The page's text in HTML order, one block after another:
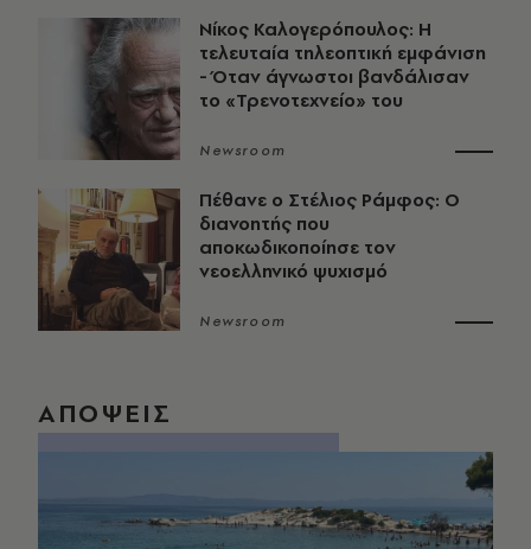
Νίκος Καλογερόπουλος: Η
τελευταία τηλεοπτική εμφάνιση
- Όταν άγνωστοι βανδάλισαν
το «Τρενοτεχνείο» του
Newsroom
Πέθανε ο Στέλιος Ράμφος: Ο
διανοητής που
αποκωδικοποίησε τον
νεοελληνικό ψυχισμό
Newsroom
ΑΠΟΨΕΙΣ